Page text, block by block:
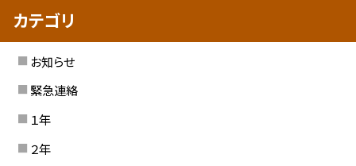
カテゴリ
お知らせ
緊急連絡
１年
２年